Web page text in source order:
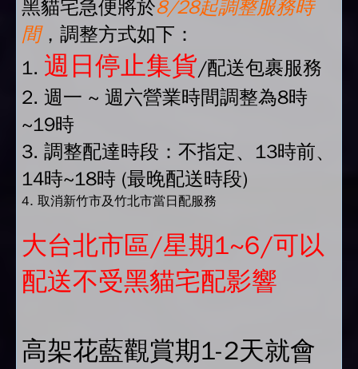
黑貓宅急便將於8/28起調整服務時
間，調整方式如下：
1. 週日停止集貨/配送包裹服務
2. 週一 ~ 週六營業時間調整為8時
~19時
3. 調整配達時段：不指定、13時前、
14時~18時 (最晚配送時段)
4. 取消新竹市及竹北市當日配服務
大台北市區/星期1~6/可以
配送不受黑貓宅配影響
高架花藍觀賞期1-2天就會